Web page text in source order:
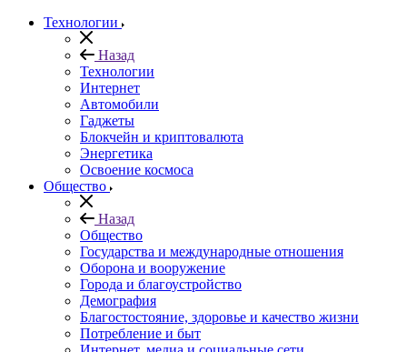
Технологии
Назад
Технологии
Интернет
Автомобили
Гаджеты
Блокчейн и криптовалюта
Энергетика
Освоение космоса
Общество
Назад
Общество
Государства и международные отношения
Оборона и вооружение
Города и благоустройство
Демография
Благостостояние, здоровье и качество жизни
Потребление и быт